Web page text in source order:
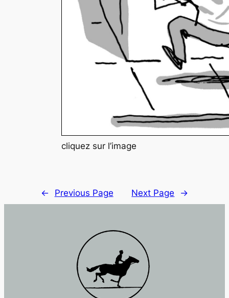
cliquez sur l’image
← Previous Page Next Page →